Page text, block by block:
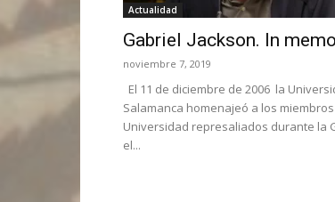
Actualidad
Gabriel Jackson. In
noviembre 7, 2019
El 11 de diciembre de 2006 la
Salamanca homenajeó a los
Universidad represaliados durante la
el...